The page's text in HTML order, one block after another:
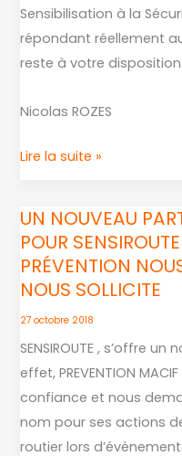
Sensibilisation à la
répondant réellement
reste à votre disposition.
Nicolas ROZES
Lire la suite »
UN NOUVEAU
POUR
PRÉVENTION
NOUS SOLLICITE
27 octobre 2018
SENSIROUTE , s’offre
effet, PREVENTION
confiance et nous
nom pour ses actions
routier lors
UN
NOUVEAU
PARTENAIRE
DE
CHOIX
POUR
SENSIROUTE
MACIF